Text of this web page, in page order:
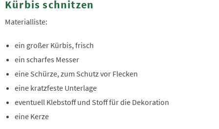
Kürbis schnitzen
Materialliste:
ein großer Kürbis, frisch
ein scharfes Messer
eine Schürze, zum Schutz vor Flecken
eine kratzfeste Unterlage
eventuell Klebstoff und Stoff für die Dekoration
eine Kerze